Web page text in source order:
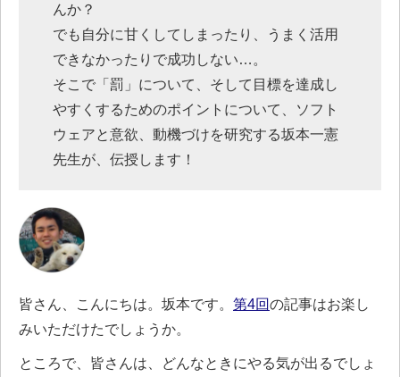
んか？
でも自分に甘くしてしまったり、うまく活用
できなかったりで成功しない…。
そこで「罰」について、そして目標を達成し
やすくするためのポイントについて、ソフト
ウェアと意欲、動機づけを研究する坂本一憲
先生が、伝授します！
皆さん、こんにちは。坂本です。 第4回の記事はお楽し
みいただけたでしょうか。
ところで、皆さんは、どんなときにやる気が出るでしょ